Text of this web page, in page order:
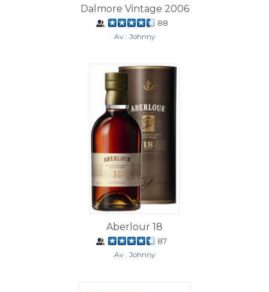
Dalmore Vintage 2006
88
Av : Johnny
Aberlour 18
87
Av : Johnny